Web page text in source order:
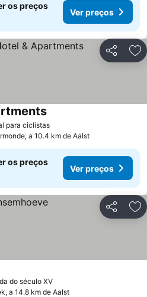
os preços
Ver preços
Partilhar
para ciclistasVer preços
Ver preços
a 10.4 km de Aalst
os preços
Ver preços
Partilhar
do século XVVer preços
a 14.8 km de Aalst